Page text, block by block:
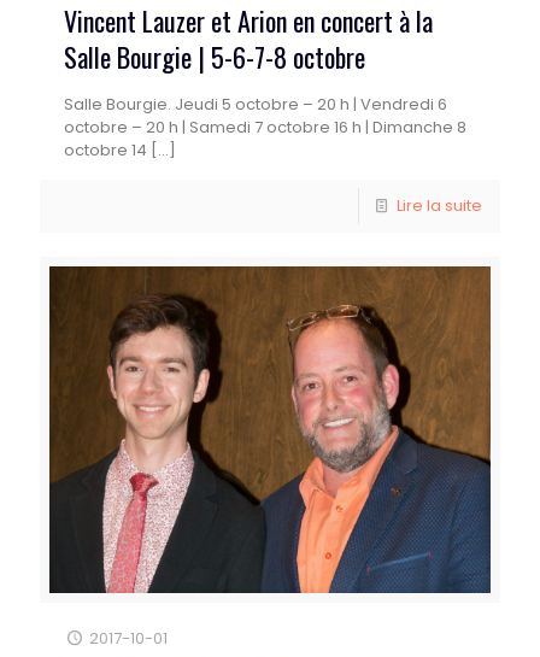
Vincent Lauzer et Arion en concert à la
Salle Bourgie | 5-6-7-8 octobre
Salle Bourgie. Jeudi 5 octobre – 20 h | Vendredi 6
octobre – 20 h | Samedi 7 octobre 16 h | Dimanche 8
octobre 14 […]
Lire la suite
2017-10-01